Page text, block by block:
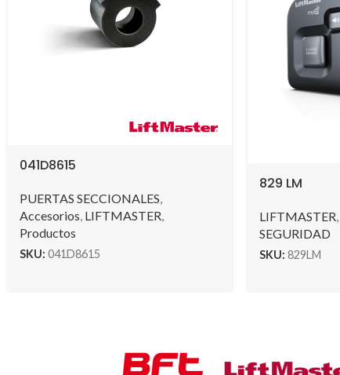
041D8615
PUERTAS SECCIONALES
Accesorios LIFTMASTER
Productos
SKU: 041D8615
829 LM
LIFTMASTER,
SEGURIDAD
SKU: 829LM